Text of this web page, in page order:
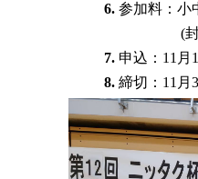
6. 参加料：小
(
7. 申込：11月
8. 締切：11月